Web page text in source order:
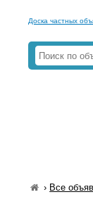
Доска частных
› Все